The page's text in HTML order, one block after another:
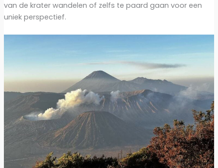
van de krater wandelen of zelfs te paard gaan voor een
uniek perspectief.